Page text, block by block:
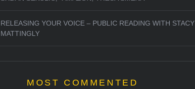
RELEASING YOUR VOICE – PUBLIC READING WITH STACY
MATTINGLY
MOST COMMENTED